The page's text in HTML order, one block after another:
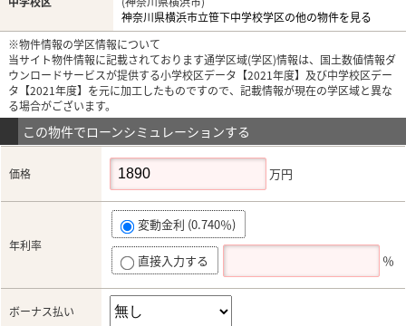
神奈川県横浜市立笹下中学校学区の他の物件を見る
※物件情報の学区情報について
当サイト物件情報に記載されております通学区域(学区)情報は、国土数値情報ダ
ウンロードサービスが提供する小学校区データ【2021年度】及び中学校区デー
タ【2021年度】を元に加工したものですので、記載情報が現在の学区域と異な
る場合がございます。
この物件でローンシミュレーションする
価格 万円
年利率
変動金利 (0.740％)
直接入力する ％
ボーナス払い